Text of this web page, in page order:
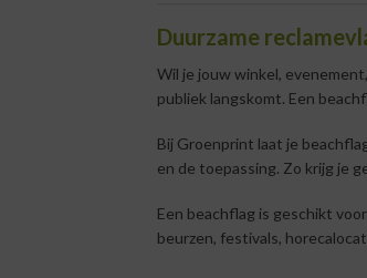
Duurzame
Wil je jouw winkel,
publiek langskomt. Een
Bij Groenprint laat je
en de toepassing. Zo krijg je
Een beachflag is geschikt
beurzen, festivals,